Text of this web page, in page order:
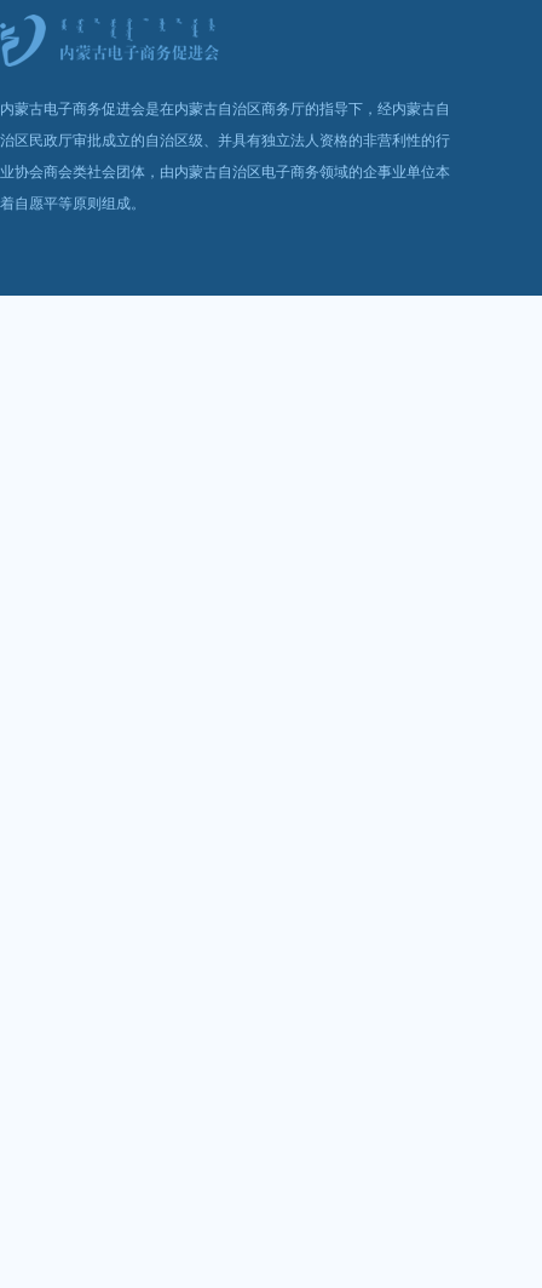
内蒙古电子商务促进会是在内蒙古自治区商务厅的指导下，经内蒙古自
治区民政厅审批成立的自治区级、并具有独立法人资格的非营利性的行
业协会商会类社会团体，由内蒙古自治区电子商务领域的企事业单位本
着自愿平等原则组成。